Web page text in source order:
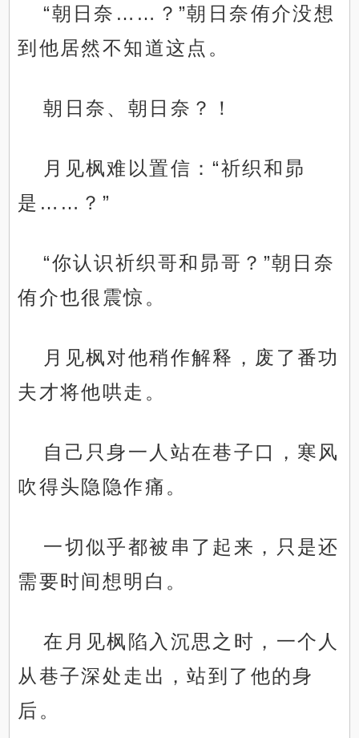
“朝日奈……？”朝日奈侑介没想
到他居然不知道这点。
朝日奈、朝日奈？！
月见枫难以置信：“祈织和昴
是……？”
“你认识祈织哥和昴哥？”朝日奈
侑介也很震惊。
月见枫对他稍作解释，废了番功
夫才将他哄走。
自己只身一人站在巷子口，寒风
吹得头隐隐作痛。
一切似乎都被串了起来，只是还
需要时间想明白。
在月见枫陷入沉思之时，一个人
从巷子深处走出，站到了他的身
后。